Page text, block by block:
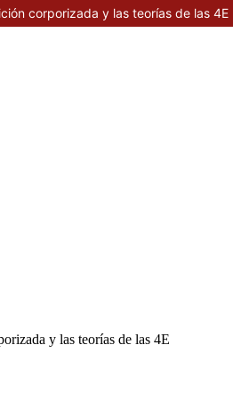
corporizada y las teorías de las 4E